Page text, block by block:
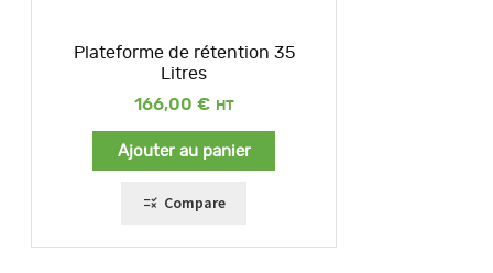
Plateforme de rétention 35
Litres
166,00 €
Ajouter au panier
Compare